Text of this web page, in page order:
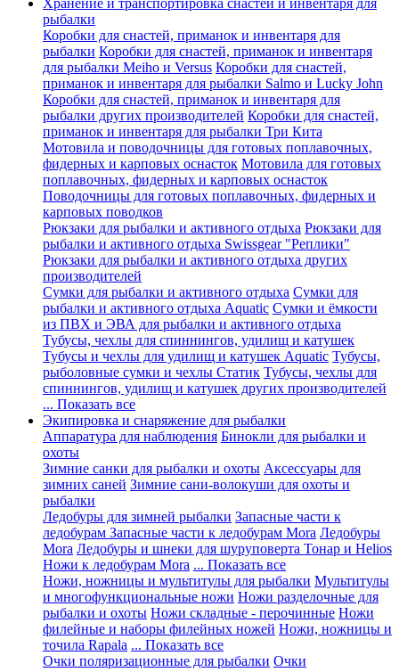
Хранение и транспортировка снастей и инвентаря для
рыбалки
Коробки для снастей, приманок и инвентаря для
рыбалки Коробки для снастей, приманок и инвентаря
для рыбалки Meiho и Versus Коробки для снастей,
приманок и инвентаря для рыбалки Salmo и Lucky John
Коробки для снастей, приманок и инвентаря для
рыбалки других производителей Коробки для снастей,
приманок и инвентаря для рыбалки Три Кита
Мотовила и поводочницы для готовых поплавочных,
фидерных и карповых оснасток Мотовила для готовых
поплавочных, фидерных и карповых оснасток
Поводочницы для готовых поплавочных, фидерных и
карповых поводков
Рюкзаки для рыбалки и активного отдыха Рюкзаки для
рыбалки и активного отдыха Swissgear "Реплики"
Рюкзаки для рыбалки и активного отдыха других
производителей
Сумки для рыбалки и активного отдыха Сумки для
рыбалки и активного отдыха Aquatic Сумки и ёмкости
из ПВХ и ЭВА для рыбалки и активного отдыха
Тубусы, чехлы для спиннингов, удилищ и катушек
Тубусы и чехлы для удилищ и катушек Aquatic Тубусы,
рыболовные сумки и чехлы Статик Тубусы, чехлы для
спиннингов, удилищ и катушек других производителей
... Показать все
Экипировка и снаряжение для рыбалки
Аппаратура для наблюдения Бинокли для рыбалки и
охоты
Зимние санки для рыбалки и охоты Аксессуары для
зимних саней Зимние сани-волокуши для охоты и
рыбалки
Ледобуры для зимней рыбалки Запасные части к
ледобурам Запасные части к ледобурам Mora Ледобуры
Mora Ледобуры и шнеки для шуруповерта Тонар и Helios
Ножи к ледобурам Mora ... Показать все
Ножи, ножницы и мультитулы для рыбалки Мультитулы
и многофункциональные ножи Ножи разделочные для
рыбалки и охоты Ножи складные - перочинные Ножи
филейные и наборы филейных ножей Ножи, ножницы и
точила Rapala ... Показать все
Очки поляризационные для рыбалки Очки